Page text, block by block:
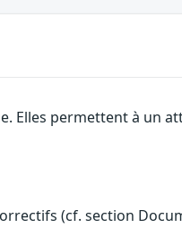
Elles permettent à un
(cf. section